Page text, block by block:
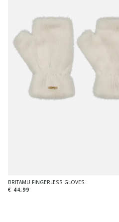
BRITAMU FINGERLESS GLOVES
€ 44,99